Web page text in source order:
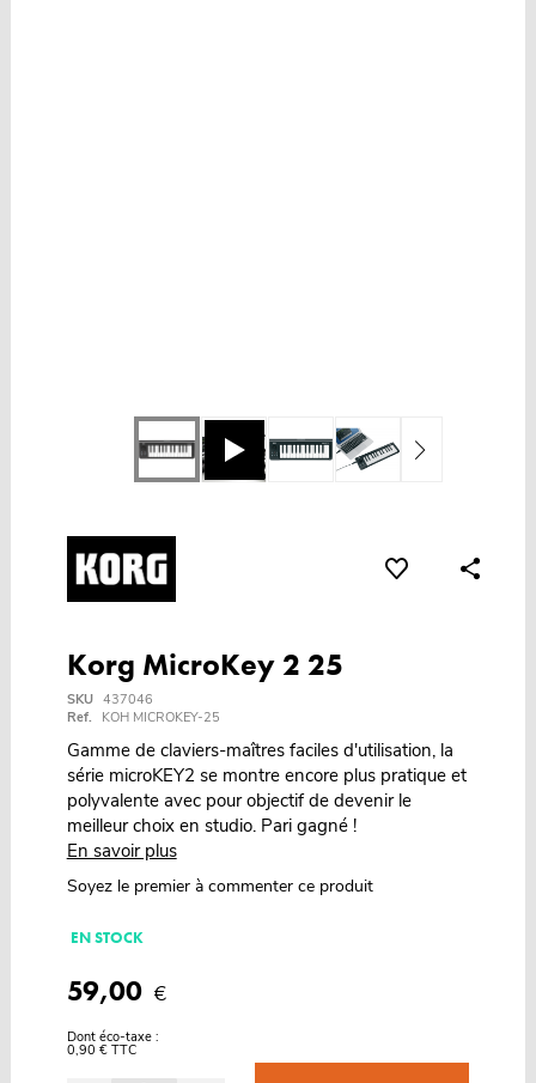
Korg MicroKey 2 25
SKU 437046
Ref.
KOH MICROKEY-25
Gamme de claviers-maîtres faciles d'utilisation, la
série microKEY2 se montre encore plus pratique et
polyvalente avec pour objectif de devenir le
meilleur choix en studio. Pari gagné !
En savoir plus
Soyez le premier à commenter ce produit
EN STOCK
59,00 €
Dont éco-taxe :
0,90 € TTC